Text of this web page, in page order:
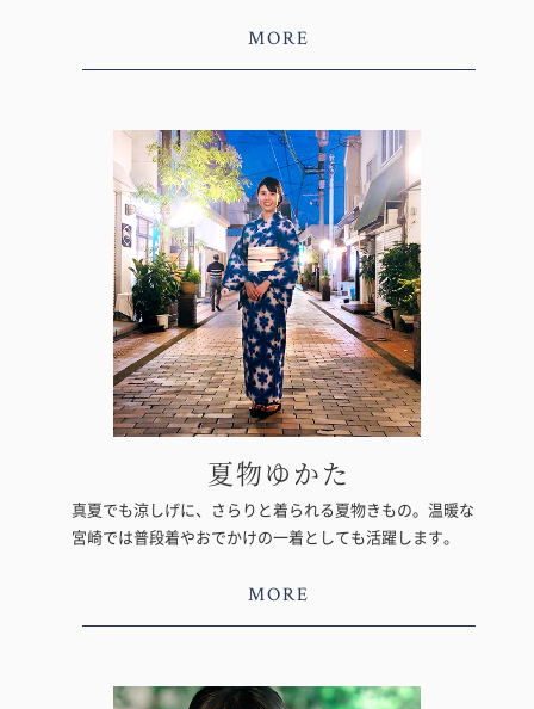
MORE
夏物ゆかた
真夏でも涼しげに、さらりと着られる夏物きもの。温暖な
宮崎では普段着やおでかけの一着としても活躍します。
MORE